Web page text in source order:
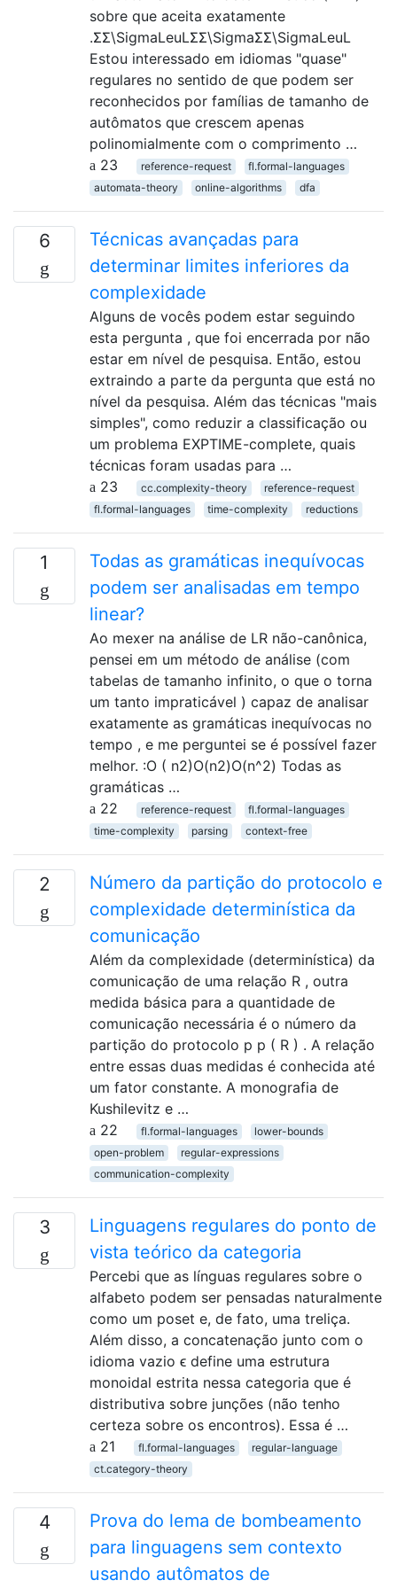
sobre que aceita exatamente
.ΣΣ\SigmaLeuLΣΣ\SigmaΣΣ\SigmaLeuL
Estou interessado em idiomas "quase"
regulares no sentido de que podem ser
reconhecidos por famílias de tamanho de
autômatos que crescem apenas
polinomialmente com o comprimento …
23
reference-request
fl.formal-languages
automata-theory
online-algorithms dfa
6
Técnicas avançadas para
determinar limites inferiores da
complexidade
Alguns de vocês podem estar seguindo
esta pergunta , que foi encerrada por não
estar em nível de pesquisa. Então, estou
extraindo a parte da pergunta que está no
nível da pesquisa. Além das técnicas "mais
simples", como reduzir a classificação ou
um problema EXPTIME-complete, quais
técnicas foram usadas para …
23
cc.complexity-theory
reference-request
fl.formal-languages
time-complexity reductions
1
Todas as gramáticas inequívocas
podem ser analisadas em tempo
linear?
Ao mexer na análise de LR não-canônica,
pensei em um método de análise (com
tabelas de tamanho infinito, o que o torna
um tanto impraticável ) capaz de analisar
exatamente as gramáticas inequívocas no
tempo , e me perguntei se é possível fazer
melhor. :O ( n2)O(n2)O(n^2) Todas as
gramáticas …
22
reference-request
fl.formal-languages
time-complexity
parsing context-free
2
Número da partição do protocolo e
complexidade determinística da
comunicação
Além da complexidade (determinística) da
comunicação de uma relação R , outra
medida básica para a quantidade de
comunicação necessária é o número da
partição do protocolo p p ( R ) . A relação
entre essas duas medidas é conhecida até
um fator constante. A monografia de
Kushilevitz e …
22
fl.formal-languages
lower-bounds
open-problem
regular-expressions
communication-complexity
3
Linguagens regulares do ponto de
vista teórico da categoria
Percebi que as línguas regulares sobre o
alfabeto podem ser pensadas naturalmente
como um poset e, de fato, uma treliça.
Além disso, a concatenação junto com o
idioma vazio ϵ define uma estrutura
monoidal estrita nessa categoria que é
distributiva sobre junções (não tenho
certeza sobre os encontros). Essa é …
21
fl.formal-languages
regular-language
ct.category-theory
4
Prova do lema de bombeamento
para linguagens sem contexto
usando autômatos de